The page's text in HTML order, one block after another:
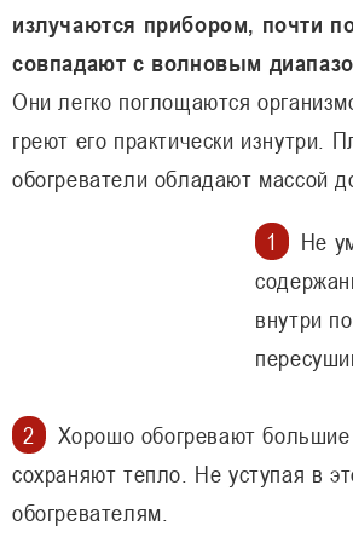
излучаются прибором, почти
совпадают с волновым
Они легко поглощаются
греют его практически изнутри.
обогреватели обладают массой
Не
внутри
Хорошо обогревают
сохраняют тепло. Не уступая в
обогревателям.